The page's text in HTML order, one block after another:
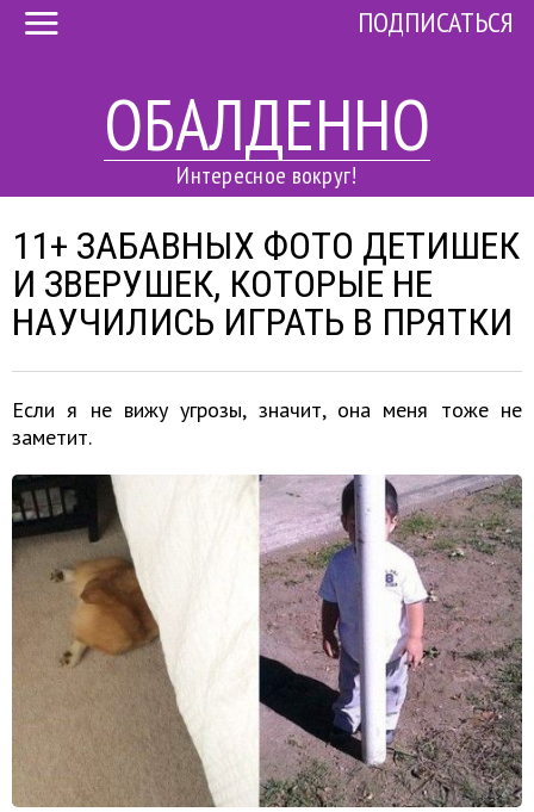
ОБАЛДЕННО
Интересное вокруг!
ПОДПИСАТЬСЯ
11+ ЗАБАВНЫХ ФОТО ДЕТИШЕК
И ЗВЕРУШЕК, КОТОРЫЕ НЕ
НАУЧИЛИСЬ ИГРАТЬ В ПРЯТКИ
Если я не вижу угрозы, значит, она меня тоже не
заметит.